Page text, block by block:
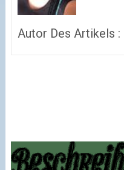
Autor Des Artikels :